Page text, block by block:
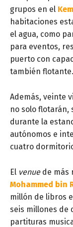
grupos en el
habitaciones
el agua, como
para eventos,
puerto con
también flotante.
Además, veinte
no solo flotarán,
durante la
autónomos e
cuatro
El venuede más
Mohammed bin
millón de libros
seis millones de
partituras